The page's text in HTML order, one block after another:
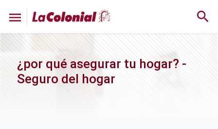
menu search
¿por qué asegurar tu hogar? -
Seguro del hogar